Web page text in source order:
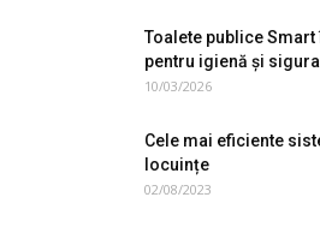
Toalete publice
pentru igienă şi
10/03/2026
Cele mai eficiente
locuințe
02/08/2023